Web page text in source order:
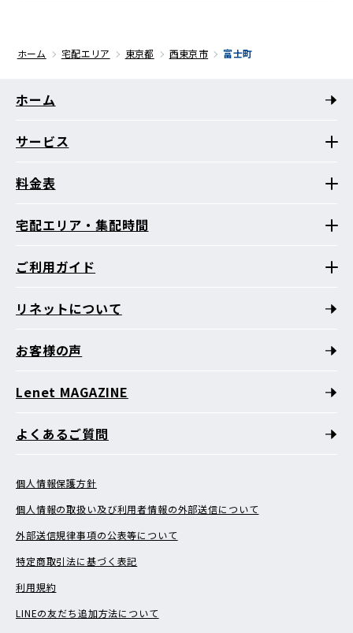
ホーム 宅配エリア 東京都 西東京市 富士町
ホーム
サービス
料金表
宅配エリア・集配時間
ご利用ガイド
リネットについて
お客様の声
Lenet MAGAZINE
よくあるご質問
個人情報保護方針
個人情報の取扱い及び利用者情報の外部送信について
外部送信規律事項の公表等について
特定商取引法に基づく表記
利用規約
LINEの友だち追加方法について